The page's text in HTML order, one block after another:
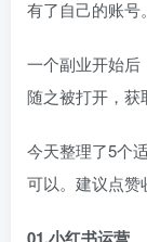
有了自己的账号。
一个副业开始后
随之被打开，获
今天整理了5个
可以。建议点赞